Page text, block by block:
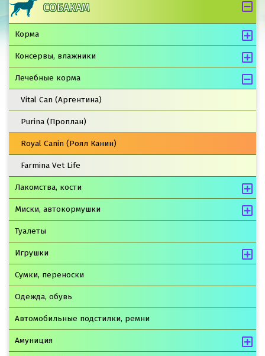
СОБАКАМ
Корма
Консервы, влажники
Лечебные корма
Vital Can (Аргентина)
Purina (Проплан)
Royal Canin (Роял Канин)
Farmina Vet Life
Лакомства, кости
Миски, автокормушки
Туалеты
Игрушки
Сумки, переноски
Одежда, обувь
Автомобильные подстилки, ремни
Амуниция